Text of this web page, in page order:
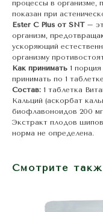
процессы в организме,
показан при
Ester C Plus от SNT–
организм,
ускоряющий
организму
Как принимать 1 порция
принимать по 1
Состав: 1 таблетка
Кальций (аскорбат
биофлавоноидов 200
Экстракт плодов
норма не определена.
Смотрите